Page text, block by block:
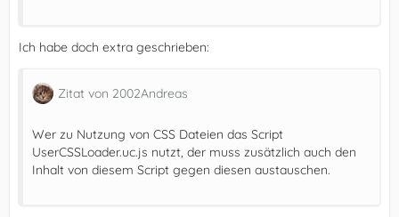
Ich habe doch extra geschrieben:
Zitat von 2002Andreas
Wer zu Nutzung von CSS Dateien das Script
UserCSSLoader.uc.js nutzt, der muss zusätzlich auch den
Inhalt von diesem Script gegen diesen austauschen.